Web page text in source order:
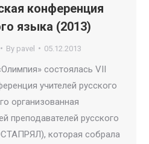
конференция
языка (2013)
By pavel 05.12.2013
состоялась VII
учителей русского
организованная
преподавателей русского
которая собрала